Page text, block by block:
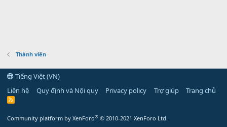
Thành viên
Tiếng Việt (VN)
Liên hệ
Quy định và Nội quy Privacy policy Trợ giúp Trang chủ
R
Community platform by XenForo® © 2010-2021 XenForo Ltd.